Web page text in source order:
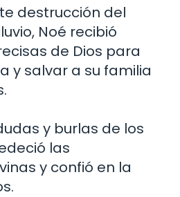
destrucción del
Noé recibió
de Dios para
y salvar a su familia
y burlas de los
las
y confió en la